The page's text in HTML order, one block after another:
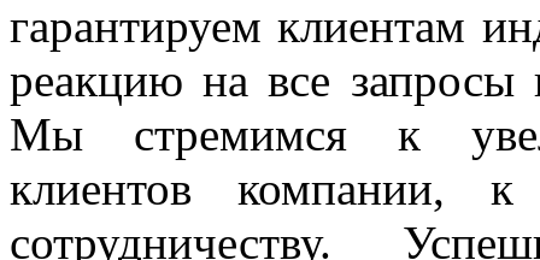
гарантируем клиентам
реакцию на все
Мы стремимся к
клиентов компании,
cотрудничеству.